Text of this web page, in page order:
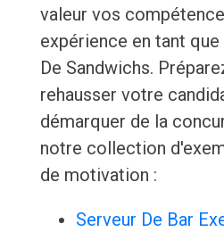
valeur vos
expérience en tant
De Sandwichs.
rehausser votre
démarquer de la
notre collection
de motivation :
Serveur De Bar